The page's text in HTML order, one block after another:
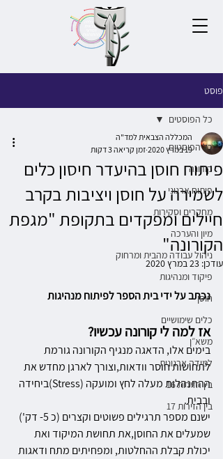
פוסט
כל הפוסטים
קורונה
פיתוח ארגוני
מחקרים וסקירות
מיון והערכה
ניהול עבודה מהבית ומרחוק
פיקוד ומנהיגות
חוסן
כלים שימושיים
משא״ן
למידה ארגונית
בין הזירות 16
בין הזירות 17
כל הפוסטים
פיתוח חוסן בהיעדר חיסון כלים
לשמירה על חוסן ויציבות בקרב
חיילים ומפקדים בתקופת "מגפת
הקורונה"
המכללה הצבאית למד"ה
19 במרץ 2020
זמן קריאה 3 דקות
עודכן: 23 במרץ 2020
נכתב על ידי בית הספר לפיתוח מנהיגות
אז למה לי קורונה עכשיו?
בימים אלו, הדאגה מנגיף הקורונה גורמת
לתחושות חוסר וודאות,וצורך לארגן מחדש את
ההתנהלות מעלה לחץ ומועקה (Stress)ביחידה
ובבית.
ישנם מספר תרגילים פשוטים וקצרים (כ 5- דק')
שמעלים את החוסן,את תחושת המיקוד ואת
יכולת קבלת ההחלטות, ומפחיתים מתח ודאגות